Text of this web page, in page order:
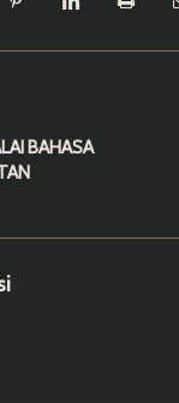
BAHASA